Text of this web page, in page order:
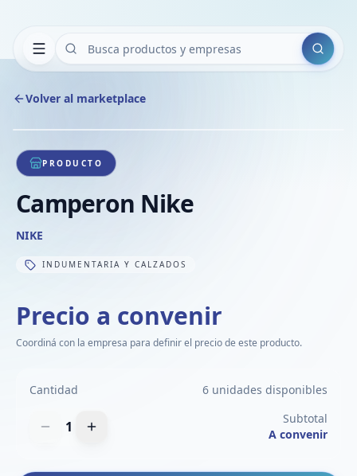
Buscar
Volver al marketplace
1/1
PRODUCTO
Camperon Nike
NIKE
INDUMENTARIA Y CALZADOS
Precio a convenir
Coordiná con la empresa para definir el precio de este producto.
Cantidad 6 unidades disponibles
1
Subtotal
A convenir